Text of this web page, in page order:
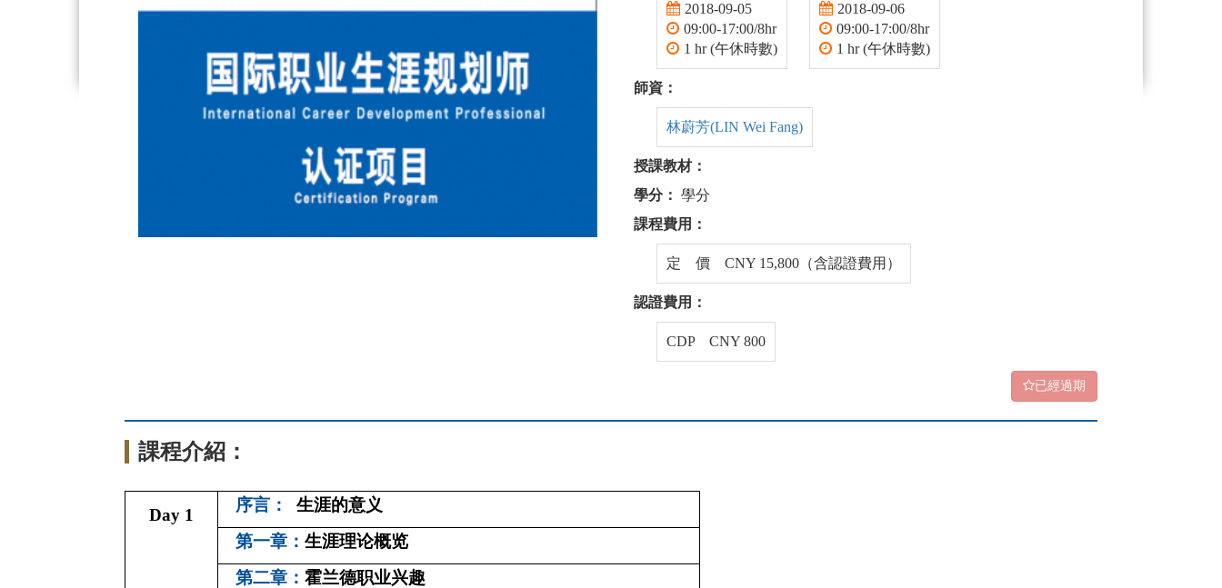
2018-09-05
09:00-17:00/8hr
1 hr (午休時數)
2018-09-06
09:00-17:00/8hr
1 hr (午休時數)
師資：
林蔚芳(LIN Wei Fang)
授課教材：
學分： 學分
課程費用：
定 價 CNY 15,800（含認證費用）
認證費用：
CDP CNY 800
已經過期
課程介紹：
Day 1
序言： 生涯的意义
第一章： 生涯理论概览
第二章： 霍兰德职业兴趣